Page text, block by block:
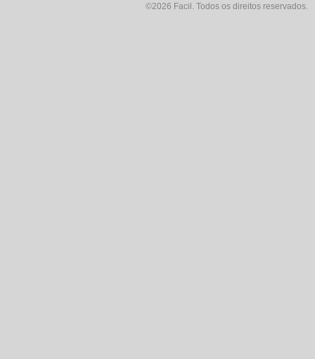
©2026 Facil. Todos os direitos reservados.